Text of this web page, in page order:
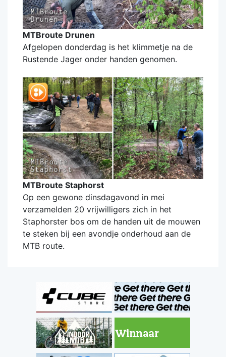
MTBroute Drunen
Afgelopen donderdag is het klimmetje na de
Rustende Jager onder handen genomen.
MTBroute Staphorst
Op een gewone dinsdagavond in mei
verzamelden 20 vrijwilligers zich in het
Staphorster bos om de handen uit de mouwen
te steken bij een avondje onderhoud aan de
MTB route.